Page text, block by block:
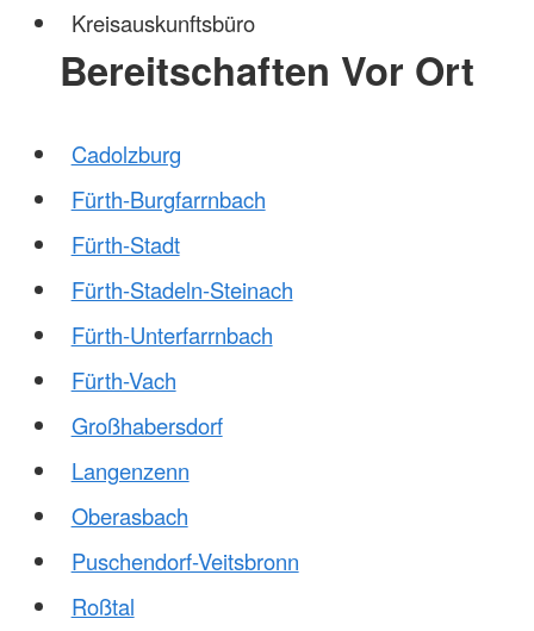
Kreisauskunftsbüro
Bereitschaften Vor Ort
Cadolzburg
Fürth-Burgfarrnbach
Fürth-Stadt
Fürth-Stadeln-Steinach
Fürth-Unterfarrnbach
Fürth-Vach
Großhabersdorf
Langenzenn
Oberasbach
Puschendorf-Veitsbronn
Roßtal